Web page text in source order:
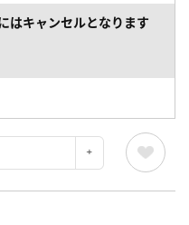
はキャンセルとなります